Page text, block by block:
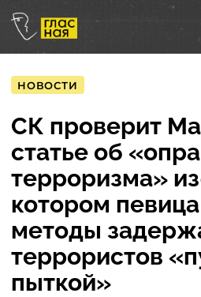
НОВОСТИ
СК проверит
статье об
терроризма»
котором
методы
террористов
пыткой»